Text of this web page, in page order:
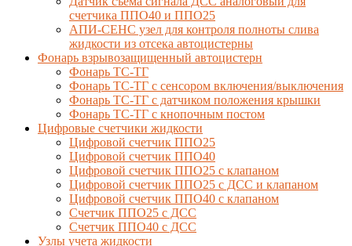
счетчика ППО40 и ППО25
АПИ-СЕНС узел для контроля полноты слива
жидкости из отсека автоцистерны
Фонарь взрывозащищенный автоцистерн
Фонарь ТС-ТГ
Фонарь ТС-ТГ с сенсором включения/выключения
Фонарь ТС-ТГ с датчиком положения крышки
Фонарь ТС-ТГ с кнопочным постом
Цифровые счетчики жидкости
Цифровой счетчик ППО25
Цифровой счетчик ППО40
Цифровой счетчик ППО25 с клапаном
Цифровой счетчик ППО25 с ДСС и клапаном
Цифровой счетчик ППО40 с клапаном
Счетчик ППО25 с ДСС
Счетчик ППО40 с ДСС
Узлы учета жидкости